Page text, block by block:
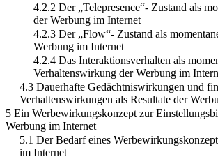
4.2.2 Der „Telepresence“- Zustand als
der Werbung im Internet
4.2.3 Der „Flow“- Zustand als
Werbung im Internet
4.2.4 Das Interaktionsverhalten als
Verhaltenswirkung der Werbung im
4.3 Dauerhafte Gedächtniswirkungen und
Verhaltenswirkungen als Resultate der
5 Ein Werbewirkungskonzept zur
Werbung im Internet
5.1 Der Bedarf eines
im Internet